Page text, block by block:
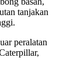
tanjakan
peralatan